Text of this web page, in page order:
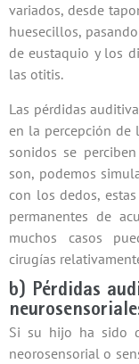
variados, desde
huesecillos,
de eustaquio y los
las otitis.
Las pérdidas
en la percepción de
sonidos se
son, podemos
con los dedos,
permanentes de
muchos casos
cirugías
b) Pérdidas
Si su hijo ha sido
neorosensorial o